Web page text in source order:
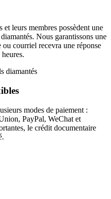
leurs membres possèdent une
Nous garantissons une
ou courriel recevra une réponse
modes de paiement :
PayPal, WeChat et
le crédit documentaire